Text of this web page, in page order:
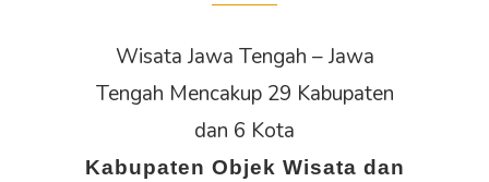
Wisata Jawa Tengah – Jawa
Tengah Mencakup 29 Kabupaten
dan 6 Kota
Kabupaten Objek Wisata dan